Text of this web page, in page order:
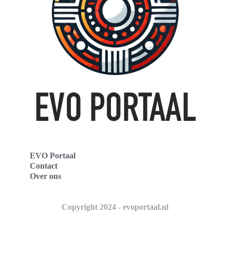
EVO Portaal
Contact
Over ons
Copyright 2024 - evoportaal.nl